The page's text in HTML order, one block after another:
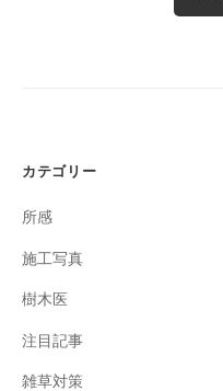
カテゴリー
所感
施工写真
樹木医
注目記事
雑草対策